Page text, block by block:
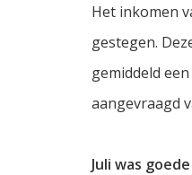
Het inkomen
gestegen.
gemiddeld
aangevraagd
Juli was